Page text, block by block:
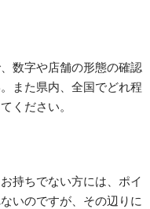
数字や店舗の形態の確認
また県内、全国でどれ程
ください。
持ちでない方には、ポイ
いのですが、その辺りに